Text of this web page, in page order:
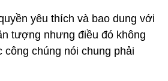
yêu thích và bao dung với
tượng nhưng điều đó không
chúng nói chung phải